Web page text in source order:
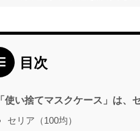
目次
「使い捨てマスクケース」は、
セリア（100均）